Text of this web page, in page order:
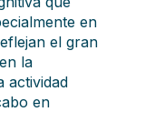
en
el gran
la
actividad
en